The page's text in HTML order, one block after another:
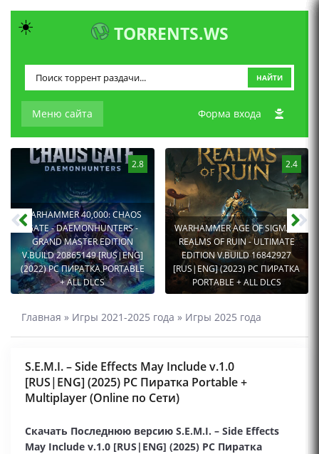
TORRENTS.WS
Меню сайта
НАЙТИ
Форма входа
2.8
WARHAMMER 40,000: CHAOS
GATE - DAEMONHUNTERS -
GRAND MASTER EDITION
V.BUILD 20865149 [RUS|ENG]
(2022) PC ПИРАТКА PORTABLE
+ ALL DLCS
2.4
WARHAMMER AGE OF SIGMAR:
REALMS OF RUIN - ULTIMATE
EDITION V.BUILD 16842927
[RUS|ENG] (2023) PC ПИРАТКА
PORTABLE + ALL DLCS
Главная » Игры 2021-2025 года » Игры 2025 года
S.E.M.I. – Side Effects May Include v.1.0
[RUS|ENG] (2025) PC Пиратка Portable +
Multiplayer (Online по Сети)
Скачать Последнюю версию S.E.M.I. – Side Effects
May Include v.1.0 [RUS|ENG] (2025) PC Пиратка
☀️